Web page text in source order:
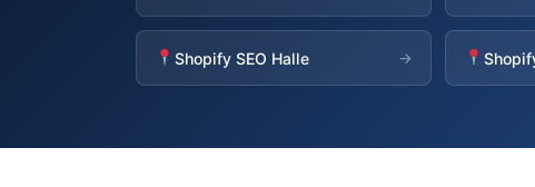
Shopify SEO Halle →